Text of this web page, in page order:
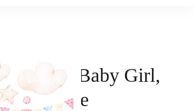
Dear Baby Girl,
Line